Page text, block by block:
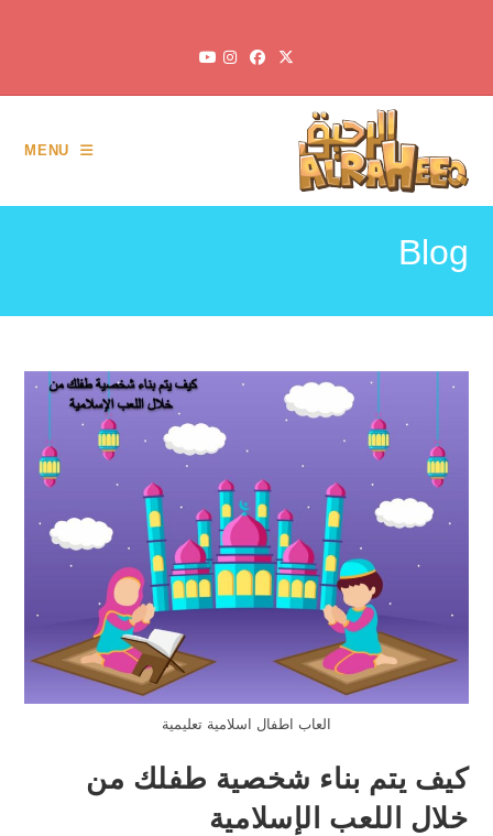
MENU
Blog
العاب اطفال اسلامية تعليمية
كيف يتم بناء شخصية طفلك من
خلال اللعب الإسلامية